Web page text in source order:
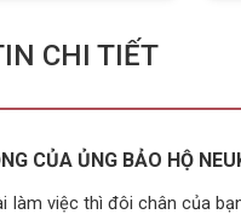
CHI TIẾT
CỦA ỦNG BẢO HỘ
làm việc thì đôi chân của